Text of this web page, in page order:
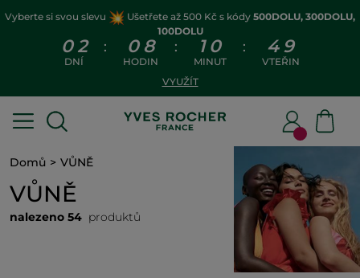
Vyberte si svou slevu Ušetřete až 500 Kč s kódy 500DOLU, 300DOLU,
100DOLU
0 2
DNÍ
: 0 8
HODIN
: 1 0
MINUT
: 4 8
VTEŘIN
VYUŽÍT
Domů VŮNĚ
VŮNĚ
nalezeno 54 produktů